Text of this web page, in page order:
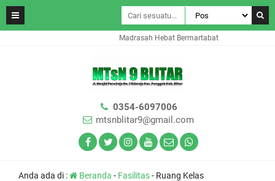
Madrasah Hebat Bermartabat
0354-6097006
mtsnblitar9@gmail.com
Anda ada di : Beranda - Fasilitas- Ruang Kelas